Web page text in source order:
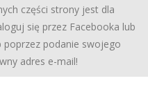
części strony jest dla
się przez Facebooka lub
poprzez podanie swojego
adres e-mail!